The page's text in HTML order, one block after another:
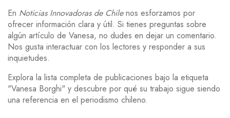
En Noticias Innovadoras de Chilenos esforzamos por
ofrecer información clara y útil. Si tienes preguntas sobre
algún artículo de Vanesa, no dudes en dejar un comentario.
Nos gusta interactuar con los lectores y responder a sus
inquietudes.
Explora la lista completa de publicaciones bajo la etiqueta
"Vanesa Borghi" y descubre por qué su trabajo sigue siendo
una referencia en el periodismo chileno.